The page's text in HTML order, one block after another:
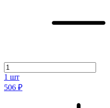
1 шт
506 ₽